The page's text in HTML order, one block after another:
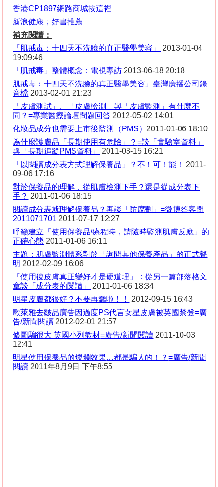
香港CP1897網路商城按這裡
新浪健康 ；好書推薦
補充閱讀：
「肌戒毒：十四天不洗臉的真正醫學美容」
2013-01-04
19:09:46
「肌戒毒」整體概念：電視專訪 2013-06-18 20:18
肌戒毒：十四天不洗臉的真正醫學美容」臺灣廣播公司錄
音檔 2013-02-01 21:23
「皮膚測試」、「皮膚檢測」與「皮膚監測」有什麼不
同？=專業醫療論壇問題回答 2012-05-02 14:01
化妝品成分也需要上市後監測（ PMS） 2011-01-06 18:10
為什麼護膚品「長期使用有危險」？=談「實驗室資料」
與「長期追蹤PMS資料」
2011-03-15 16:21
「以閱讀成分表方式理解保養品」？不！可！能！
2011-
09-06 17:16
對於保養品的理解，從肌膚檢測下手？還是從成分表下
手？ 2011-01-06 18:15
閱讀成分表就理解保養品？再談「防腐劑」=微博答客問
2011071701 2011-07-17 12:27
呼籲建立「使用保養品/療程時，請隨時監測肌膚反應」的
正確心態 2011-01-06 16:11
主題：肌膚監測體系對於「詢問其他保養產品」的正式聲
明 2012-02-09 16:06
「使用後皮膚真正變好才是硬道理」：從另一篇部落格文
章談「成分表的閱讀」
2011-01-06 18:34
明星皮膚都很好？不要再蠢啦！！
2012-09-15 16:43
歐萊雅去皺品廣告因過度PS代言女星皮膚被英國禁登=廣
告/新聞閱讀 2012-02-01 21:57
修圖騙很大 英國小列教材=廣告/新聞閱讀 2011-10-03
12:41
明星使用保養品的燦爛效果…都是騙人的！？=廣告/新聞
閱讀 2011年8月9日 下午8:55